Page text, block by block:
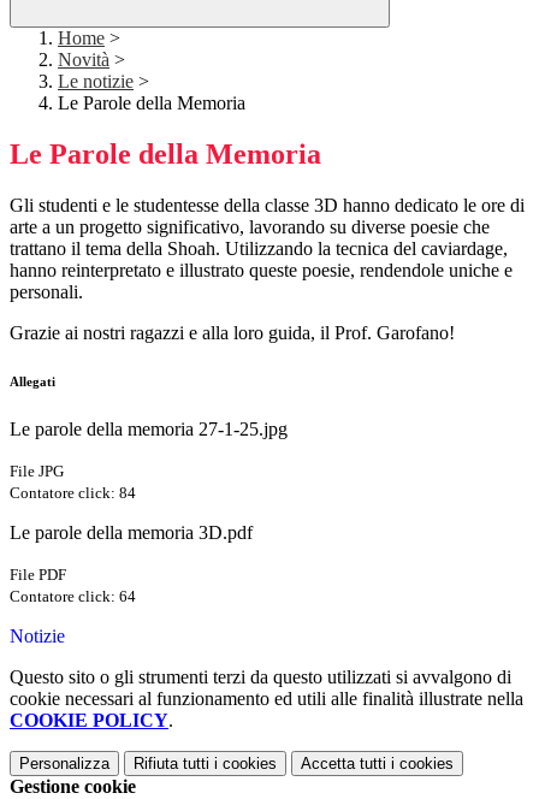
Home >
Novità >
Le notizie >
Le Parole della Memoria
Le Parole della Memoria
Gli studenti e le studentesse della classe 3D hanno dedicato le ore di
arte a un progetto significativo, lavorando su diverse poesie che
trattano il tema della Shoah. Utilizzando la tecnica del caviardage,
hanno reinterpretato e illustrato queste poesie, rendendole uniche e
personali.
Grazie ai nostri ragazzi e alla loro guida, il Prof. Garofano!
Allegati
Le parole della memoria 27-1-25.jpg
File JPG
Contatore click: 84
Le parole della memoria 3D.pdf
File PDF
Contatore click: 64
Notizie
Questo sito o gli strumenti terzi da questo utilizzati si avvalgono di
cookie necessari al funzionamento ed utili alle finalità illustrate nella
COOKIE POLICY.
Personalizza Rifiuta tutti i cookies Accetta tutti i cookies
Gestione cookie